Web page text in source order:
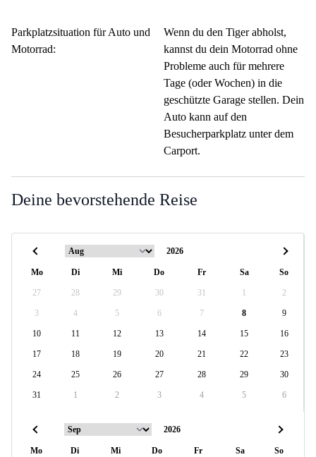
Parkplatzsituation für Auto und
Motorrad:
Wenn du den Tiger abholst,
kannst du dein Motorrad ohne
Probleme auch für mehrere
Tage (oder Wochen) in die
geschützte Garage stellen. Dein
Auto kann auf den
Besucherparkplatz unter dem
Carport.
Deine bevorstehende Reise
Mo Di Mi Do Fr Sa So
27 28 29 30 31 1 2
3 4 5 6 7 8 9
10 11 12 13 14 15 16
17 18 19 20 21 22 23
24 25 26 27 28 29 30
31 1 2 3 4 5 6
Mo Di Mi Do Fr Sa So